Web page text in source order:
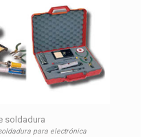
soldadura
para electrónica